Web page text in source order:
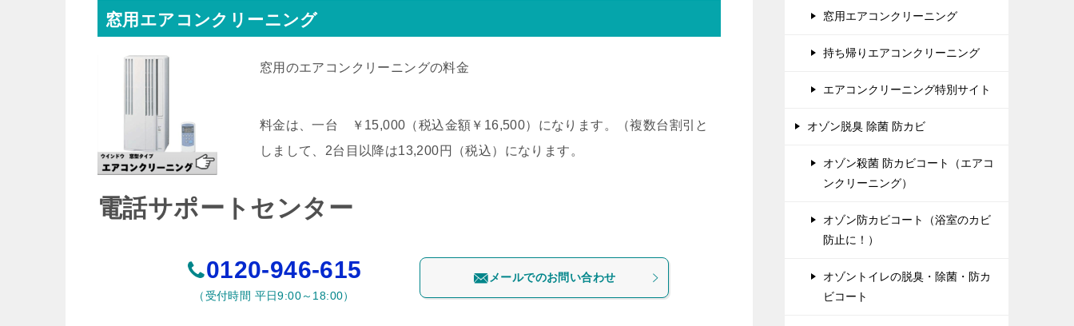
窓用エアコンクリーニング
窓用のエアコンクリーニングの料金
料金は、一台 ￥15,000（税込金額￥16,500）になります。（複数台割引と
しまして、2台目以降は13,200円（税込）になります。
電話サポートセンター
0120-946-615
（受付時間 平日9:00～18:00）
メールでのお問い合わせ
窓用エアコンクリーニング
持ち帰りエアコンクリーニング
エアコンクリーニング特別サイト
オゾン脱臭 除菌 防カビ
オゾン殺菌 防カビコート（エアコ
ンクリーニング）
オゾン防カビコート（浴室のカビ
防止に！）
オゾントイレの脱臭・除菌・防カ
ビコート